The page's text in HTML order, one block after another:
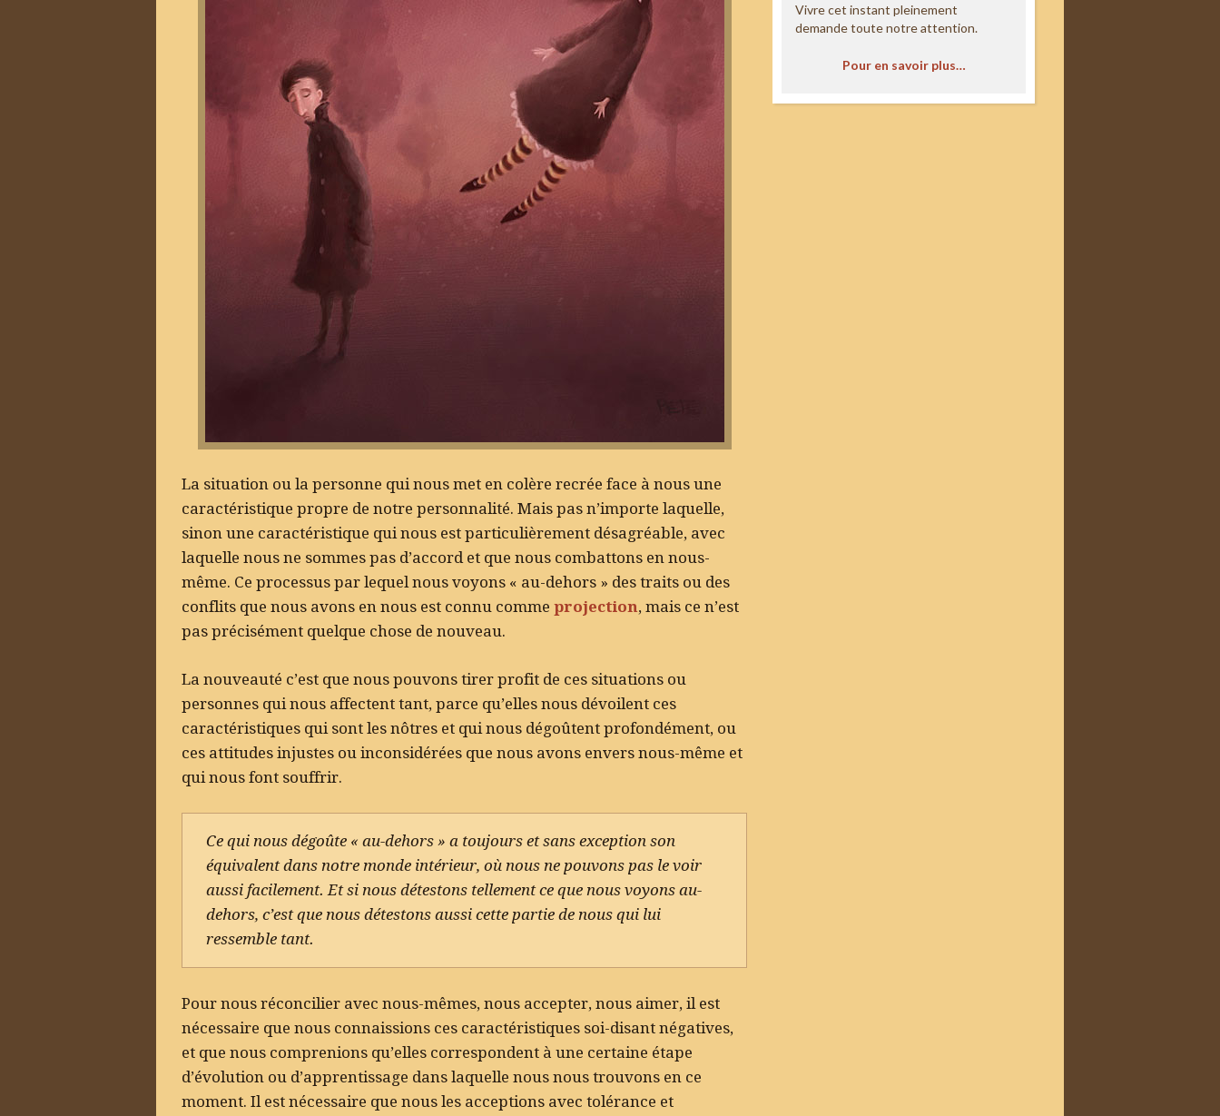
La situation ou la personne qui nous met en colère recrée face à nous une
caractéristique propre de notre personnalité. Mais pas n’importe laquelle,
sinon une caractéristique qui nous est particulièrement désagréable, avec
laquelle nous ne sommes pas d’accord et que nous combattons en nous-
même. Ce processus par lequel nous voyons « au-dehors » des traits ou des
conflits que nous avons en nous est connu comme projection, mais ce n’est
pas précisément quelque chose de nouveau.
La nouveauté c’est que nous pouvons tirer profit de ces situations ou
personnes qui nous affectent tant, parce qu’elles nous dévoilent ces
caractéristiques qui sont les nôtres et qui nous dégoûtent profondément, ou
ces attitudes injustes ou inconsidérées que nous avons envers nous-même et
qui nous font souffrir.
Ce qui nous dégoûte « au-dehors » a toujours et sans exception son
équivalent dans notre monde intérieur, où nous ne pouvons pas le voir
aussi facilement. Et si nous détestons tellement ce que nous voyons au-
dehors, c’est que nous détestons aussi cette partie de nous qui lui
ressemble tant.
Pour nous réconcilier avec nous-mêmes, nous accepter, nous aimer, il est
nécessaire que nous connaissions ces caractéristiques soi-disant négatives,
et que nous comprenions qu’elles correspondent à une certaine étape
d’évolution ou d’apprentissage dans laquelle nous nous trouvons en ce
moment. Il est nécessaire que nous les acceptions avec tolérance et
Vivre cet instant pleinement
demande toute notre attention.
Pour en savoir plus…